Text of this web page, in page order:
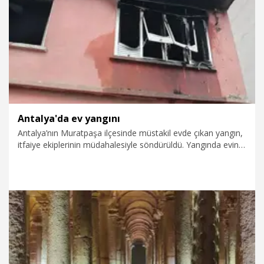
12.06.2026
Antalya'da ev yangını
Antalya’nın Muratpaşa ilçesinde müstakil evde çıkan yangın,
itfaiye ekiplerinin müdahalesiyle söndürüldü. Yangında evin
9.06.2026 Gündem